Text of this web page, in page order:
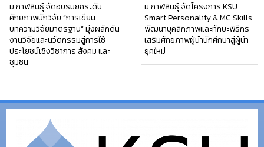
ม.กาฬสินธุ์ จัดอบรมยกระดับ
ศักยภาพนักวิจัย “การเขียน
บทความวิจัยมาตรฐาน” มุ่งผลักดัน
งานวิจัยและนวัตกรรมสู่การใช้
ประโยชน์เชิงวิชาการ สังคม และ
ชุมชน
ม.กาฬสินธุ์ จัดโครงการ KSU
Smart Personality & MC Skills
พัฒนาบุคลิกภาพและทักษะพิธีกร
เสริมศักยภาพผู้นำนักศึกษาสู่ผู้นำ
ยุคใหม่